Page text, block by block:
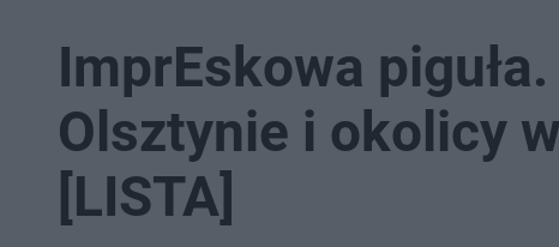
ImprEskowa
Olsztynie i okolicy
[LISTA]